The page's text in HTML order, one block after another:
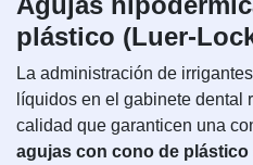
plástico (Luer-
La administración de
líquidos en el gabinete dental
calidad que garanticen una
agujas con cono de plástico